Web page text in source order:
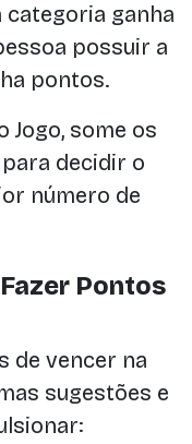
categoria ganha
possuir a
pontos.
Jogo, some os
decidir o
número de
Pontos
de vencer na
sugestões e